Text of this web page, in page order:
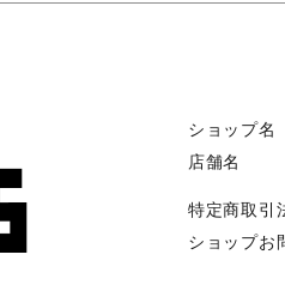
ショップ名
店舗名
特定商取引
ショップお